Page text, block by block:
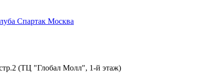
(ТЦ "Глобал Молл", 1-й этаж)